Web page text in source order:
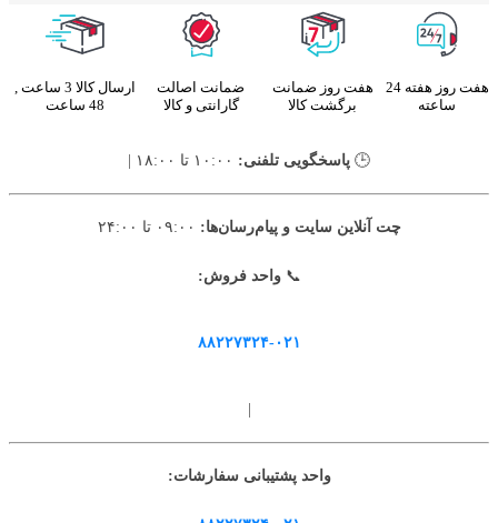
هفت روز هفته 24
ساعته
هفت روز ضمانت
برگشت کالا
ضمانت اصالت
گارانتی و کالا
ارسال کالا 3 ساعت ,
48 ساعت
🕒 پاسخگویی تلفنی:
چت آنلاین سایت و پیام‌رسان‌ها:
📞واحد فروش:
۸۸۲۲۷۳۲۴-۰۲۱
واحد پشتیبانی سفارشات: